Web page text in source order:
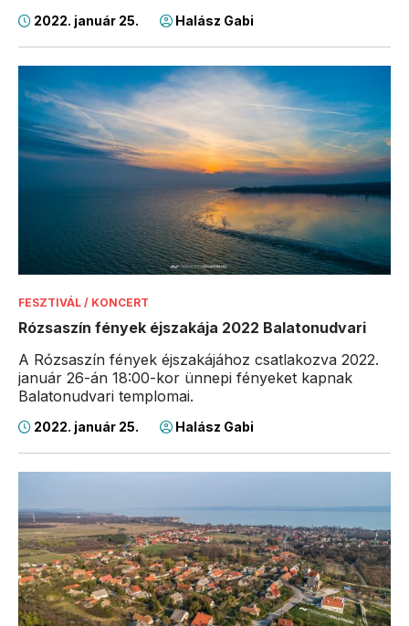
2022. január 25. Halász Gabi
FESZTIVÁL / KONCERT
Rózsaszín fények éjszakája 2022 Balatonudvari
A Rózsaszín fények éjszakájához csatlakozva 2022.
január 26-án 18:00-kor ünnepi fényeket kapnak
Balatonudvari templomai.
2022. január 25. Halász Gabi